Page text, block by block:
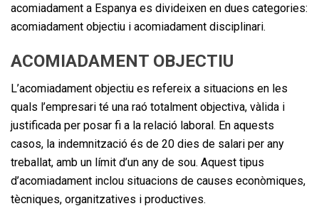
acomiadament a Espanya es divideixen en dues categories:
acomiadament objectiu i acomiadament disciplinari.
ACOMIADAMENT OBJECTIU
L’acomiadament objectiu es refereix a situacions en les
quals l’empresari té una raó totalment objectiva, vàlida i
justificada per posar fi a la relació laboral. En aquests
casos, la indemnització és de 20 dies de salari per any
treballat, amb un límit d’un any de sou. Aquest tipus
d’acomiadament inclou situacions de causes econòmiques,
tècniques, organitzatives i productives.